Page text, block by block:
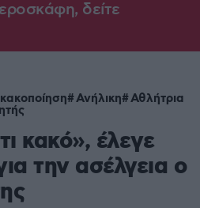
δείτε
Ανήλικη Αθλήτρια
κακό», έλεγε
την ασέλγεια ο